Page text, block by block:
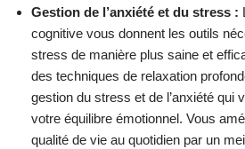
Gestion de l’anxiété et du stress :
cognitive vous donnent les outils
stress de manière plus saine et
des techniques de relaxation
gestion du stress et de l’anxiété qui
votre équilibre émotionnel. Vous
qualité de vie au quotidien par un